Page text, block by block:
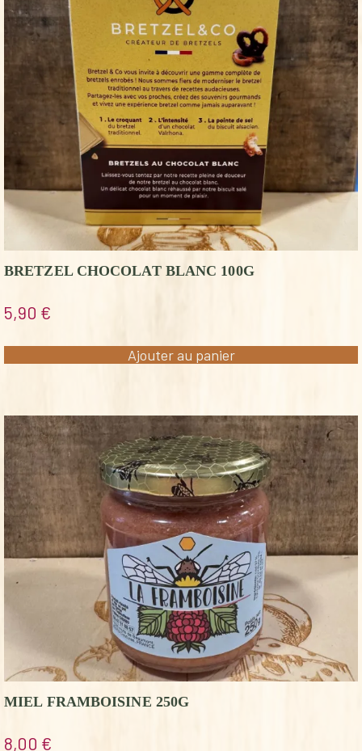
BRETZEL CHOCOLAT BLANC 100G
5,90 €
Ajouter au panier
MIEL FRAMBOISINE 250G
8,00 €